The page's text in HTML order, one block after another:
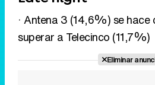
· Antena 3 (14,6%) se hace
superar a Telecinco (11,7%)
Eliminar